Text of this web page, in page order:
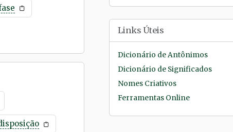
Links Úteis
Dicionário de Antônimos
Dicionário de Significados
Nomes Criativos
Ferramentas Online